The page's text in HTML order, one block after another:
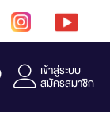
เข้าสู่ระบบ
สมัครสมาชิก